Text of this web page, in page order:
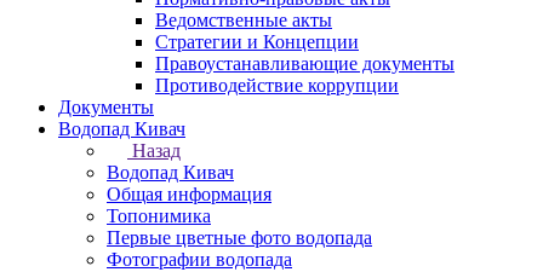
Ведомственные акты
Стратегии и Концепции
Правоустанавливающие документы
Противодействие коррупции
Документы
Водопад Кивач
Назад
Водопад Кивач
Общая информация
Топонимика
Первые цветные фото водопада
Фотографии водопада